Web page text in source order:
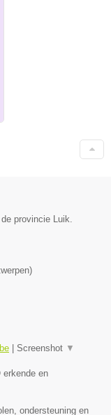
provincie Luik.
)
Screenshot ▼
erkende en
ondersteuning en